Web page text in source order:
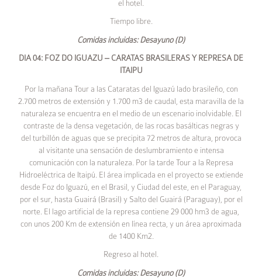
el hotel.
Tiempo libre.
Comidas incluidas: Desayuno (D)
DIA 04: FOZ DO IGUAZU – CARATAS BRASILERAS Y REPRESA DE
ITAIPU
Por la mañana Tour a las Cataratas del Iguazú lado brasileño, con
2.700 metros de extensión y 1.700 m3 de caudal, esta maravilla de la
naturaleza se encuentra en el medio de un escenario inolvidable. El
contraste de la densa vegetación, de las rocas basálticas negras y
del turbillón de aguas que se precipita 72 metros de altura, provoca
al visitante una sensación de deslumbramiento e intensa
comunicación con la naturaleza. Por la tarde Tour a la Represa
Hidroeléctrica de Itaipú. El área implicada en el proyecto se extiende
desde Foz do Iguazú, en el Brasil, y Ciudad del este, en el Paraguay,
por el sur, hasta Guairá (Brasil) y Salto del Guairá (Paraguay), por el
norte. El lago artificial de la represa contiene 29 000 hm3 de agua,
con unos 200 Km de extensión en línea recta, y un área aproximada
de 1400 Km2.
Regreso al hotel.
Comidas incluidas: Desayuno (D)